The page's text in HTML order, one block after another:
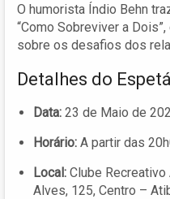
O humorista Índio Behn
“Como Sobreviver a
sobre os desafios dos
Detalhes do
Data: 23 de Maio de
Horário: A partir das
Local: Clube Recreativo
Alves, 125, Centro –